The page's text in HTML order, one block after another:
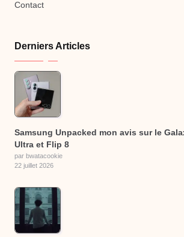
Contact
Derniers Articles
Samsung Unpacked mon avis sur le
Ultra et Flip 8
par bwatacookie
22 juillet 2026